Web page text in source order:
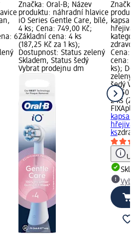
6
Značka: Oral-B; Název
produktu: náhradní hlavice
iO Series Gentle Care, bílé,
4 ks; Cena: 749,00 Kč;
Základní cena: 4 ks
(187,25 Kč za 1 ks);
Dostupnost: Status zelený
Skladem, Status šedý
Vybrat prodejnu dm
Značka:
hřejivá,
Cena:
cena: 2
ks);
zelený
šedý
45,50 Kč
2 ks
hřejivá,
ks